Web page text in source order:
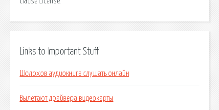
Links to Important Stuff
Шолохов аудиокнига слушать онлайн
Вылетают драйвера видеокарты